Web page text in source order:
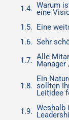
Warum
eine
Eine
Sehr
Alle
Manager
Ein
sollten
Leitidee
Weshalb